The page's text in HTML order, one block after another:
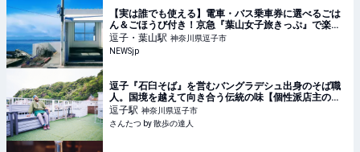
【実は誰でも使える】電車・バス乗車券に選べるごは
ん＆ごほうび付き！京急『葉山女子旅きっぷ』で楽し
む、葉山・逗子の日帰り旅 | NEWSjp
逗子・葉山駅 神奈川県逗子市
NEWSjp
逗子『石臼そば』を営むバングラデシュ出身のそば職
人。国境を越えて向き合う伝統の味【個性派店主のド
キュメント】｜さんたつ by 散歩の達人
逗子駅 神奈川県逗子市
さんたつ by 散歩の達人